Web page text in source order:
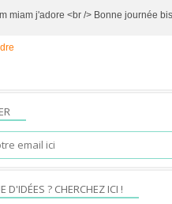
miam j'adore <br /> Bonne journée
D'IDÉES ? CHERCHEZ ICI !